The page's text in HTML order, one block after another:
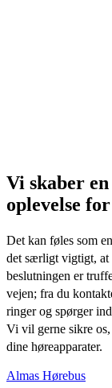
Vi skaber
oplevelse
Det kan føles som
det særligt vigtigt, at
beslutningen er
vejen; fra du
ringer og spørger
Vi vil gerne sikre
dine høreapparater.
Almas Hørebus